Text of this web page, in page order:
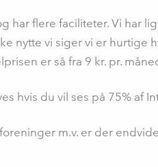
flere faciliteter. Vi har
nytte vi siger vi er hurtige
er så fra 9 kr. pr.
du vil ses på 75% af
m.v. er der